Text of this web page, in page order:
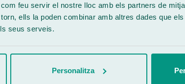
feu servir el nostre lloc amb els partners de
ells la poden combinar amb altres dades que
seus serveis.
Personalitza
a continuació les conseqüències que pot comportar
lluna mal alineada es poden arribar a crear obstacles
climatològiques adverses.
vidres, els eixugaparabrises també en poden patir les
del cotxe. En cas dimpacte o col·lisió, una